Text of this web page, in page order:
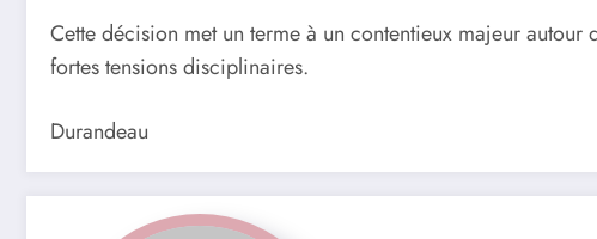
Cette décision met un terme à un contentieux majeur
fortes tensions disciplinaires.
Durandeau